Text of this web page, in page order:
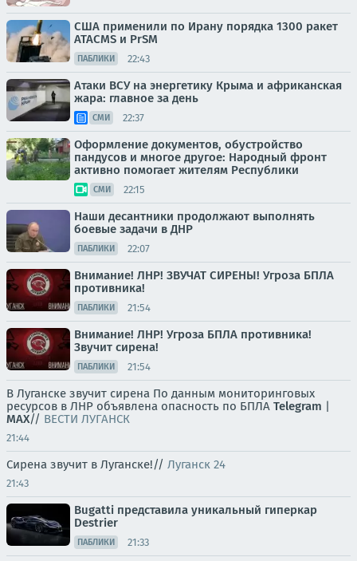
США применили по Ирану порядка 1300 ракет
ATACMS и PrSM
ПАБЛИКИ 22:43
Атаки ВСУ на энергетику Крыма и африканская
жара: главное за день
СМИ 22:37
Оформление документов, обустройство
пандусов и многое другое: Народный фронт
активно помогает жителям Республики
СМИ 22:15
Наши десантники продолжают выполнять
боевые задачи в ДНР
ПАБЛИКИ 22:07
Внимание! ЛНР! ЗВУЧАТ СИРЕНЫ! Угроза БПЛА
противника!
ПАБЛИКИ 21:54
Внимание! ЛНР! Угроза БПЛА противника!
Звучит сирена!
ПАБЛИКИ 21:54
В Луганске звучит сирена По данным мониторинговых
ресурсов в ЛНР объявлена опасность по БПЛА Telegram |
MAX// ВЕСТИ ЛУГАНСК
21:44
Сирена звучит в Луганске!// Луганск 24
21:43
Bugatti представила уникальный гиперкар
Destrier
ПАБЛИКИ 21:33